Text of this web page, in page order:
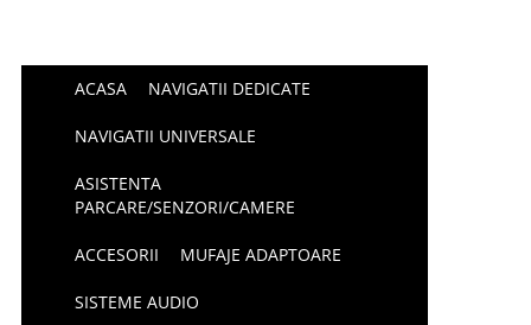
ACASA NAVIGATII DEDICATE
NAVIGATII UNIVERSALE
ASISTENTA
PARCARE/SENZORI/CAMERE
ACCESORII MUFAJE ADAPTOARE
SISTEME AUDIO